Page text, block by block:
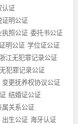
认证
证明公证
执照公证 委托书公证
明公证 学位证公证
江无犯罪记录公证
犯罪记录公证
变更抚养权协议公证
结婚证公证
属关系公证
出生公证 海牙认证